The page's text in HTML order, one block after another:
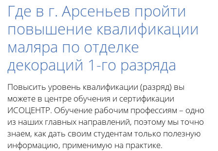
Где в г. Арсеньев пройти
повышение квалификации
маляра по отделке
декораций 1-го разряда
Повысить уровень квалификации (разряд) вы
можете в центре обучения и сертификации
ИСОЦЕНТР. Обучение рабочим профессиям – одно
из наших главных направлений, поэтому мы точно
знаем, как дать своим студентам только полезную
информацию, применимую на практике.